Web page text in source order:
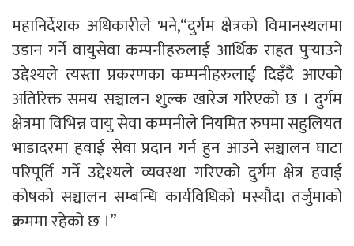
महानिर्देशक अधिकारीले भने,“दुर्गम क्षेत्रको विमानस्थलमा
उडान गर्ने वायुसेवा कम्पनीहरुलाई आर्थिक राहत पुर्‍याउने
उद्देश्यले त्यस्ता प्रकरणका कम्पनीहरुलाई दिइँदै आएको
अतिरिक्त समय सञ्चालन शुल्क खारेज गरिएको छ । दुर्गम
क्षेत्रमा विभिन्न वायु सेवा कम्पनीले नियमित रुपमा सहुलियत
भाडादरमा हवाई सेवा प्रदान गर्न हुन आउने सञ्चालन घाटा
परिपूर्ति गर्ने उद्देश्यले व्यवस्था गरिएको दुर्गम क्षेत्र हवाई
कोषको सञ्चालन सम्बन्धि कार्यविधिको मस्यौदा तर्जुमाको
क्रममा रहेको छ ।”